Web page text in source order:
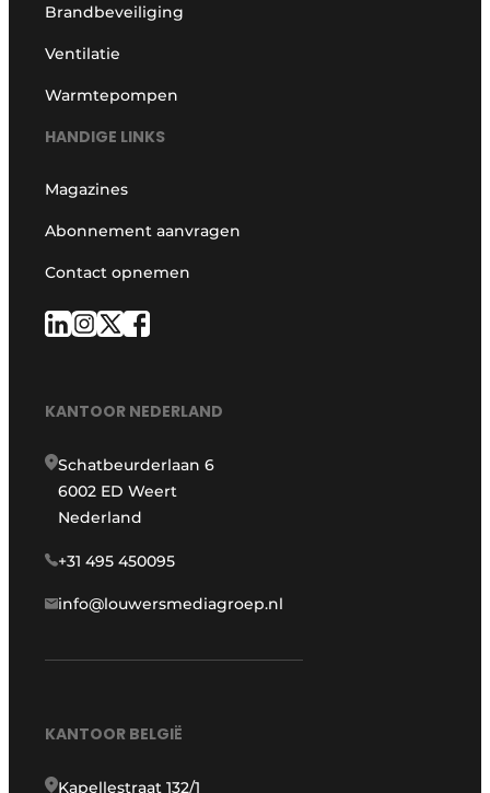
Brandbeveiliging
Ventilatie
Warmtepompen
HANDIGE LINKS
Magazines
Abonnement aanvragen
Contact opnemen
KANTOOR NEDERLAND
Schatbeurderlaan 6
6002 ED Weert
Nederland
+31 495 450095
info@louwersmediagroep.nl
KANTOOR BELGIË
Kapellestraat 132/1